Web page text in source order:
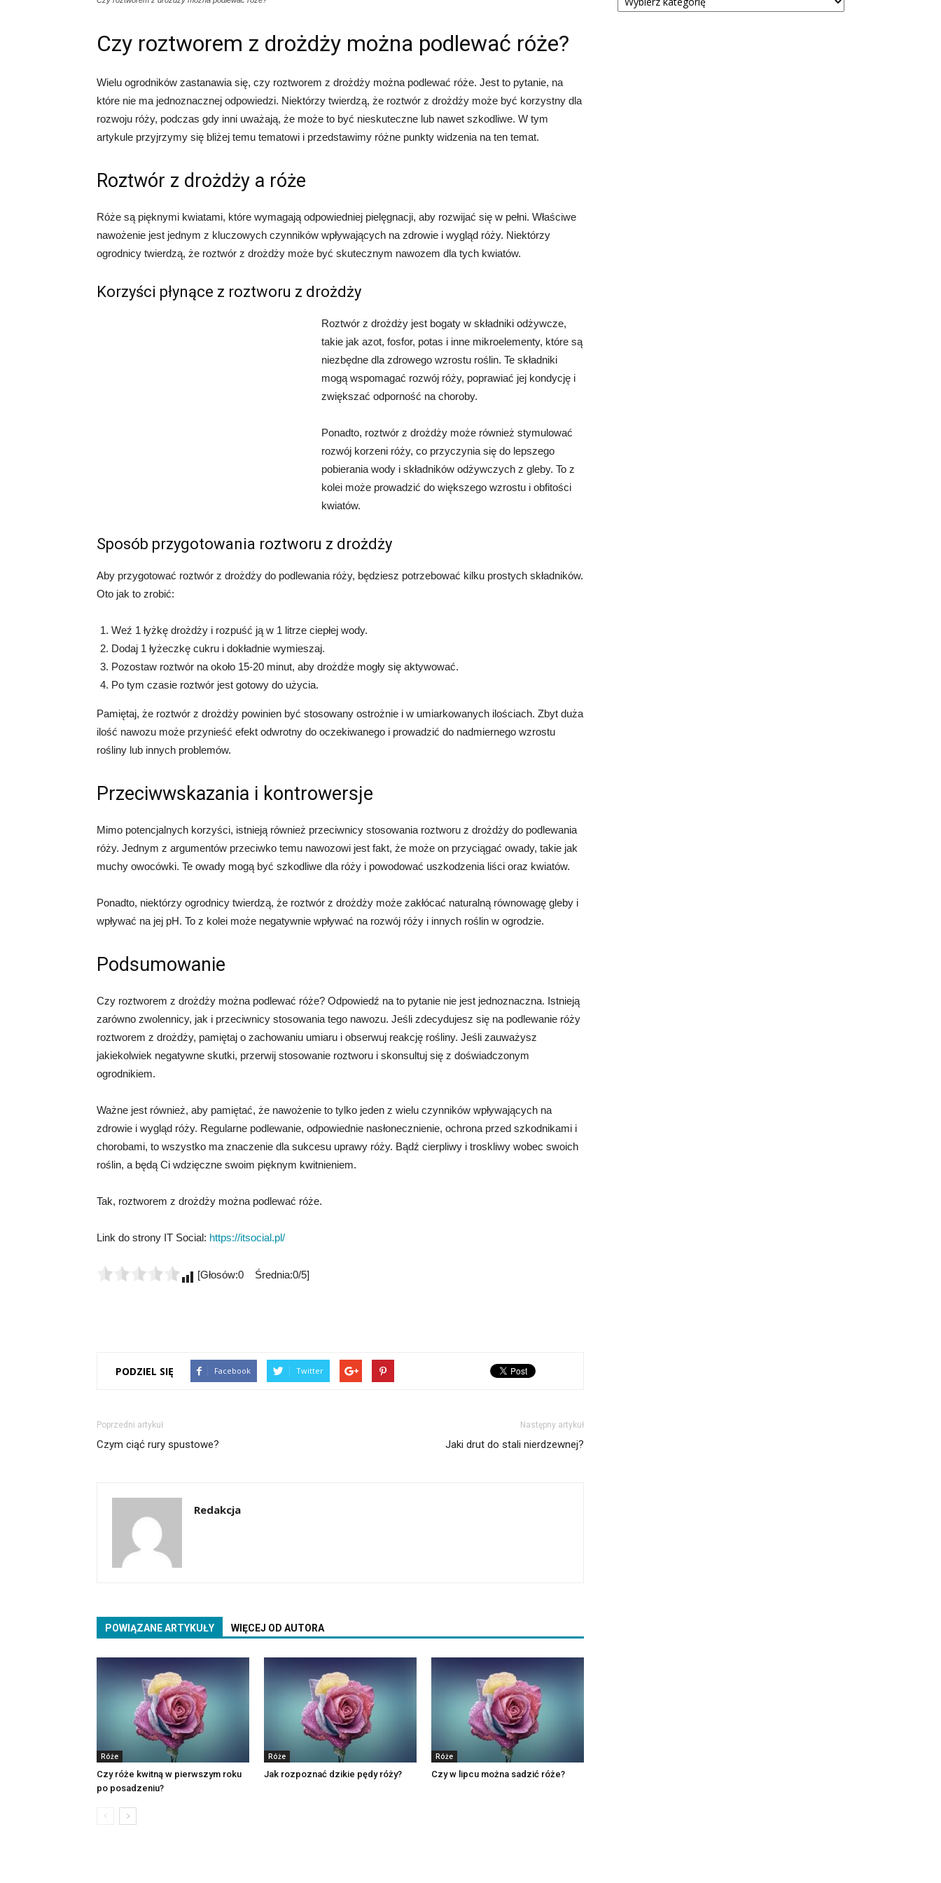
Czy roztworem z drożdży można podlewać róże?
Wielu ogrodników zastanawia się, czy roztworem z drożdży można podlewać róże. Jest to pytanie, na
które nie ma jednoznacznej odpowiedzi. Niektórzy twierdzą, że roztwór z drożdży może być korzystny dla
rozwoju róży, podczas gdy inni uważają, że może to być nieskuteczne lub nawet szkodliwe. W tym
artykule przyjrzymy się bliżej temu tematowi i przedstawimy różne punkty widzenia na ten temat.
Roztwór z drożdży a róże
Róże są pięknymi kwiatami, które wymagają odpowiedniej pielęgnacji, aby rozwijać się w pełni. Właściwe
nawożenie jest jednym z kluczowych czynników wpływających na zdrowie i wygląd róży. Niektórzy
ogrodnicy twierdzą, że roztwór z drożdży może być skutecznym nawozem dla tych kwiatów.
Korzyści płynące z roztworu z drożdży
Roztwór z drożdży jest bogaty w składniki odżywcze,
takie jak azot, fosfor, potas i inne mikroelementy, które są
niezbędne dla zdrowego wzrostu roślin. Te składniki
mogą wspomagać rozwój róży, poprawiać jej kondycję i
zwiększać odporność na choroby.
Ponadto, roztwór z drożdży może również stymulować
rozwój korzeni róży, co przyczynia się do lepszego
pobierania wody i składników odżywczych z gleby. To z
kolei może prowadzić do większego wzrostu i obfitości
kwiatów.
Sposób przygotowania roztworu z drożdży
Aby przygotować roztwór z drożdży do podlewania róży, będziesz potrzebować kilku prostych składników.
Oto jak to zrobić:
Weź 1 łyżkę drożdży i rozpuść ją w 1 litrze ciepłej wody.
Dodaj 1 łyżeczkę cukru i dokładnie wymieszaj.
Pozostaw roztwór na około 15-20 minut, aby drożdże mogły się aktywować.
Po tym czasie roztwór jest gotowy do użycia.
Pamiętaj, że roztwór z drożdży powinien być stosowany ostrożnie i w umiarkowanych ilościach. Zbyt duża
ilość nawozu może przynieść efekt odwrotny do oczekiwanego i prowadzić do nadmiernego wzrostu
rośliny lub innych problemów.
Przeciwwskazania i kontrowersje
Mimo potencjalnych korzyści, istnieją również przeciwnicy stosowania roztworu z drożdży do podlewania
róży. Jednym z argumentów przeciwko temu nawozowi jest fakt, że może on przyciągać owady, takie jak
muchy owocówki. Te owady mogą być szkodliwe dla róży i powodować uszkodzenia liści oraz kwiatów.
Ponadto, niektórzy ogrodnicy twierdzą, że roztwór z drożdży może zakłócać naturalną równowagę gleby i
wpływać na jej pH. To z kolei może negatywnie wpływać na rozwój róży i innych roślin w ogrodzie.
Podsumowanie
Czy roztworem z drożdży można podlewać róże? Odpowiedź na to pytanie nie jest jednoznaczna. Istnieją
zarówno zwolennicy, jak i przeciwnicy stosowania tego nawozu. Jeśli zdecydujesz się na podlewanie róży
roztworem z drożdży, pamiętaj o zachowaniu umiaru i obserwuj reakcję rośliny. Jeśli zauważysz
jakiekolwiek negatywne skutki, przerwij stosowanie roztworu i skonsultuj się z doświadczonym
ogrodnikiem.
Ważne jest również, aby pamiętać, że nawożenie to tylko jeden z wielu czynników wpływających na
zdrowie i wygląd róży. Regularne podlewanie, odpowiednie nasłonecznienie, ochrona przed szkodnikami i
chorobami, to wszystko ma znaczenie dla sukcesu uprawy róży. Bądź cierpliwy i troskliwy wobec swoich
roślin, a będą Ci wdzięczne swoim pięknym kwitnieniem.
Tak, roztworem z drożdży można podlewać róże.
Link do strony IT Social: https://itsocial.pl/
[Głosów:0 Średnia:0/5]
PODZIEL SIĘ Facebook Twitter
Poprzedni artykuł
Czym ciąć rury spustowe?
Następny artykuł
Jaki drut do stali nierdzewnej?
Redakcja
POWIĄZANE ARTYKUŁY WIĘCEJ OD AUTORA
Róże
Czy róże kwitną w pierwszym roku
po posadzeniu?
Róże
Jak rozpoznać dzikie pędy róży?
Róże
Czy w lipcu można sadzić róże?